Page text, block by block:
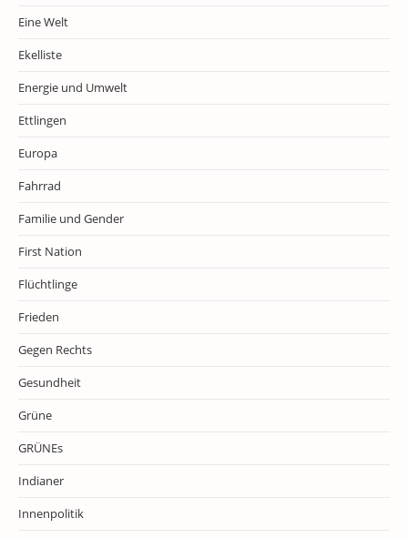
Eine Welt
Ekelliste
Energie und Umwelt
Ettlingen
Europa
Fahrrad
Familie und Gender
First Nation
Flüchtlinge
Frieden
Gegen Rechts
Gesundheit
Grüne
GRÜNEs
Indianer
Innenpolitik